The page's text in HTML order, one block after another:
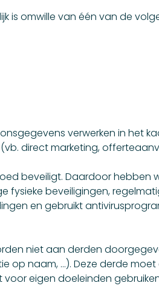
is omwille van één van de
verwerken in het
direct marketing,
beveiligt. Daardoor
fysieke beveiligingen,
en gebruikt
niet aan derden
op naam, …). Deze derde
voor eigen doeleinden